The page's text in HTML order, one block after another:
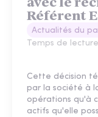
Référent
Actualités du
Temps de
Cette décision
par la société à
opérations qu'à
actifs qu'elle